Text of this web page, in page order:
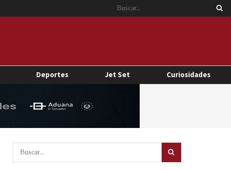
Deportes Jet Set Curiosidades